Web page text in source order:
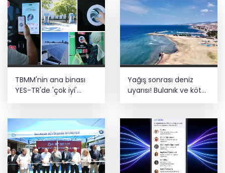
ediyor... Hudutlarda 490 kişi yakalandı
TBMM'nin ana binası
YES-TR'de 'çok iyi'
olarak sertifikalandırıldı
Yağış sonrası deniz
uyarısı! Bulanık ve kötü
kokulu suda yüzmeyin